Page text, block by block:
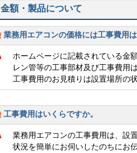
金額・製品について
業務用エアコンの価格には工事費用は
ホームページに記載されている金
レン管等の工事部材及び工事費用
工事費用のお見積りは設置場所の
工事費用はいくらですか。
業務用エアコンの工事費用は、設
状況を簡単にお伺いしたのちにお